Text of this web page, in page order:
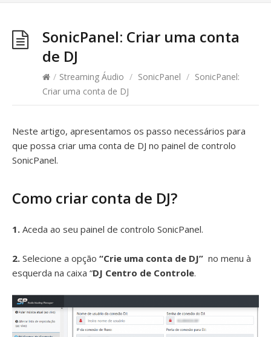
SonicPanel: Criar uma conta
de DJ
/ Streaming Áudio / SonicPanel / SonicPanel:
Criar uma conta de DJ
Neste artigo, apresentamos os passo necessários para
que possa criar uma conta de DJ no painel de controlo
SonicPanel.
Como criar conta de DJ?
1. Aceda ao seu painel de controlo SonicPanel.
2. Selecione a opção “Crie uma conta de DJ” no menu à
esquerda na caixa “DJ Centro de Controle.